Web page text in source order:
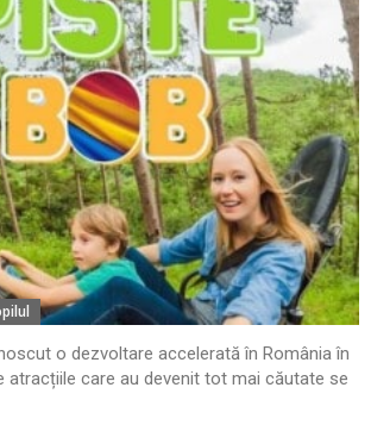
o dezvoltare accelerată în România în
atracțiile care au devenit tot mai căutate se